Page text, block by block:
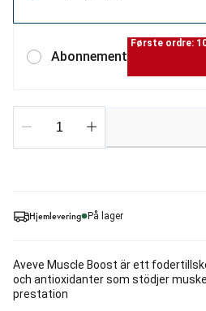
Hjemlevering På lager
Aveve Muscle Boost är ett
och antioxidanter som stödjer
prestation
Abonnement
Første ordre: